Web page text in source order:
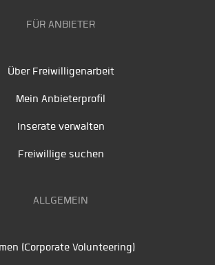
FÜR ANBIETER
Über Freiwilligenarbeit
Mein Anbieterprofil
Inserate verwalten
Freiwillige suchen
ALLGEMEIN
(Corporate Volunteering)